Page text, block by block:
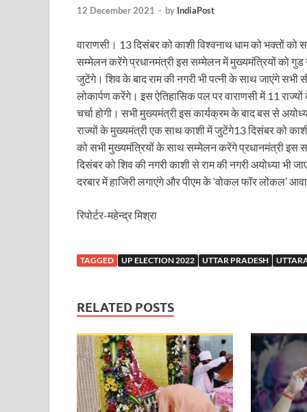
Uttarakhand Female Boxer: मुख्यमंत्री धामी से मिलीं
Bharat Tex 2026: टेक्सटाइल निवेश के प्रमुख गंतव्य के
Shri Ram Mandir: श्रीराम मंदिर चढ़ावा चोरी के
CM Yogi Barabanki Visit: मुख्यमंत्री योगी आदित्यनाथ
The Kshitij Show: द क्षितिज शो में पहुंचे जुयाल और
Lok Sanvardhan Parva: देहरादून में मुख्यमंत्री पुष्कर
Shri Kashi Vishwanath Mandir: उत्तरकाशी में CM
Dr.Teejan Bai: विश्वविख्यात पंडवानी गायिका, पद्म
Sundarpura Railway Station: खाटू श्याम जी के भक्तो
Jan-Jan Ki Sarkar Abhiyan: 4 जुलाई से फिर शुरु होगा
आ गई यूपी बीजेपी संगठन की लिस्ट, देखिए कौन-कौन है इस
Chhattisgarh UCC: छत्तीसगढ़ में UCC का खाका तैयार
12 December 2021 - by IndiaPost
वाराणसी। 13 दिसंबर को काशी विश्वनाथ धाम को भक्तों
सम्मेलन करेंगे प्रधानमंत्री इस सम्मेलन में मुख्यमंत्रियों को गुड
जुटेंगे। शिव के बाद राम की नगरी भी पत्नी के साथ जाएंगे सभी
लोकार्पण करेंगे। इस ऐतिहासिक पल पर वाराणसी में 11
चर्चा होगी। सभी मुख्यमंत्री इस कार्यक्रम के बाद बस से
राज्यों के मुख्यमंत्री एक साथ काशी में जुटेंगे13 दिसंबर को
को सभी मुख्यमंत्रियों के साथ सम्मेलन करेंगे प्रधानमंत्री इस
दिसंबर को शिव की नगरी काशी से राम की नगरी अयोध्या भी
दरबार में हाजिरी लगाएंगे और पीएम के ‘वोकल फॉर लोकल’
रिपोर्टर-महेन्द्र मिश्रा
TAGGED UP ELECTION 2022 UTTAR PRADESH
RELATED POSTS